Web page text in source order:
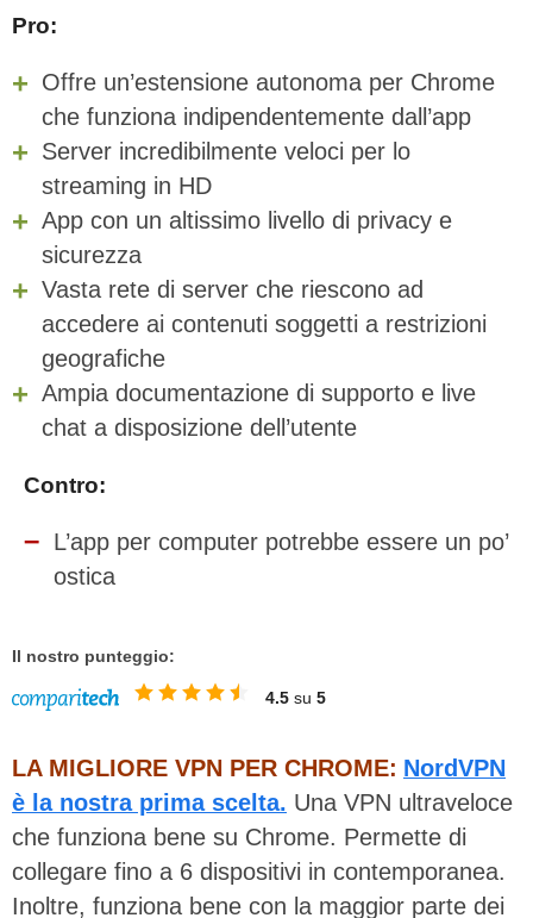
Pro:
Offre un’estensione autonoma per Chrome
che funziona indipendentemente dall’app
Server incredibilmente veloci per lo
streaming in HD
App con un altissimo livello di privacy e
sicurezza
Vasta rete di server che riescono ad
accedere ai contenuti soggetti a restrizioni
geografiche
Ampia documentazione di supporto e live
chat a disposizione dell’utente
Contro:
L’app per computer potrebbe essere un po’
ostica
Il nostro punteggio:
4.5 su 5
LA MIGLIORE VPN PER CHROME: NordVPN
è la nostra prima scelta. Una VPN ultraveloce
che funziona bene su Chrome. Permette di
collegare fino a 6 dispositivi in contemporanea.
Inoltre, funziona bene con la maggior parte dei